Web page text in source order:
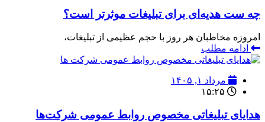
چه ست هدیه‌ای برای تبلیغات موثرتر است؟
امروزه مخاطبان هر روز با حجم عظیمی از تبلیغات،
ادامه مطلب
مرداد ۱, ۱۴۰۵
۱۵:۲۵
هدایای تبلیغاتی مخصوص روابط عمومی شرکت‌ها